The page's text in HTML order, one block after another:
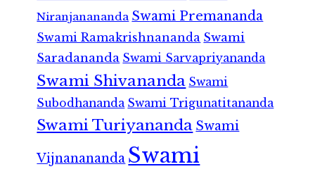
Niranjanananda Swami Premananda
Swami Ramakrishnananda Swami
Saradananda Swami Sarvapriyananda
Swami Shivananda Swami
Subodhananda Swami Trigunatitananda
Swami Turiyananda Swami
Vijnanananda Swami